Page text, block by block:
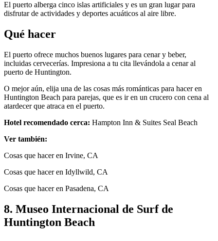
El puerto alberga cinco islas artificiales y es un gran lugar para
disfrutar de actividades y deportes acuáticos al aire libre.
Qué hacer
El puerto ofrece muchos buenos lugares para cenar y beber,
incluidas cervecerías. Impresiona a tu cita llevándola a cenar al
puerto de Huntington.
O mejor aún, elija una de las cosas más románticas para hacer en
Huntington Beach para parejas, que es ir en un crucero con cena al
atardecer que atraca en el puerto.
Hotel recomendado cerca: Hampton Inn & Suites Seal Beach
Ver también:
Cosas que hacer en Irvine, CA
Cosas que hacer en Idyllwild, CA
Cosas que hacer en Pasadena, CA
8. Museo Internacional de Surf de
Huntington Beach